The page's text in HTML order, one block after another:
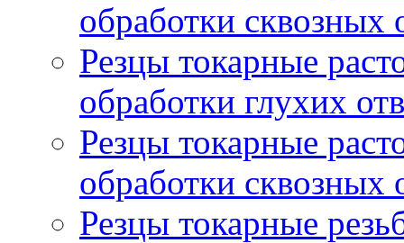
обработки
Резцы токарные
обработки глухих
Резцы токарные
обработки
Резцы токарные